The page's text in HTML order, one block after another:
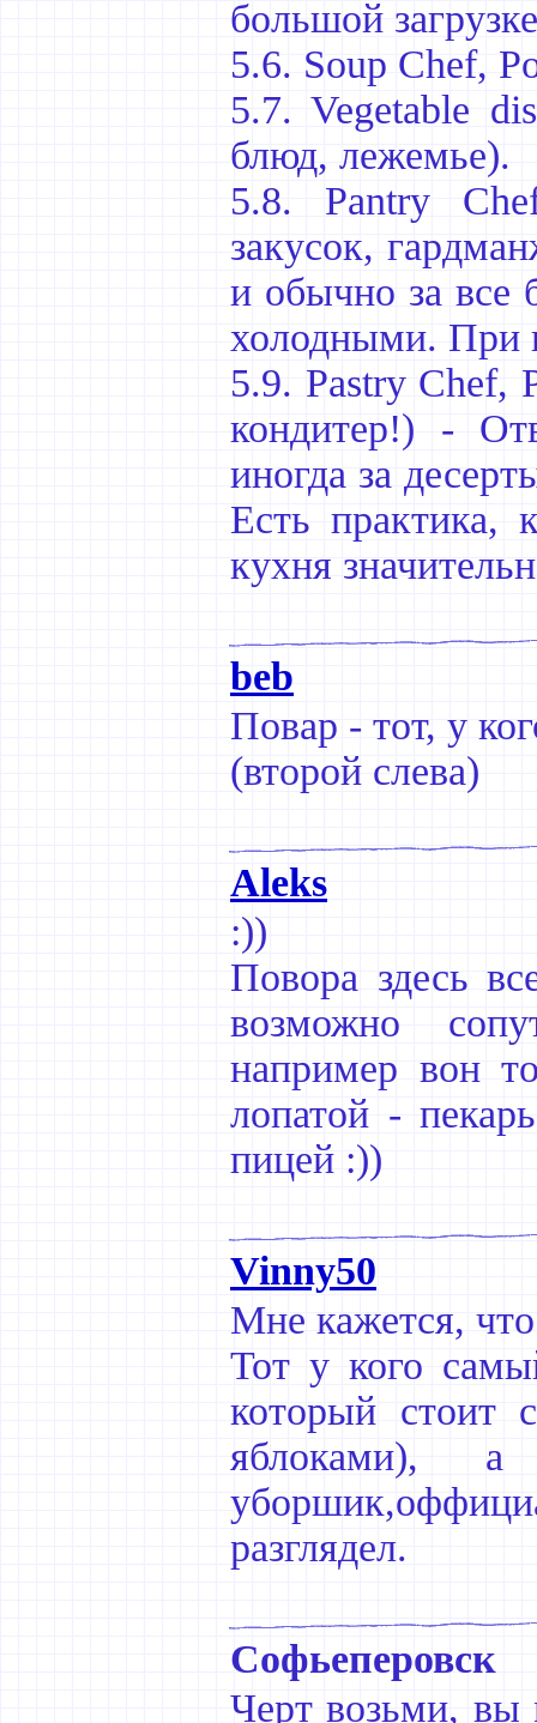
большой
5.6. Soup Chef,
5.7. Vegetable
блюд, лежемье).
5.8. Pantry
закусок,
и обычно за все
холодными. При
5.9. Pastry Chef,
кондитер!) -
иногда за
Есть практика,
кухня
beb
Повар - тот, у
(второй слева)
Aleks
:))
Повора здесь
возможно
например вон
лопатой -
пицей :))
Vinny50
Мне кажется,
Тот у кого
который стоит
яблоками), а
разглядел.
Софьеперовск
Черт возьми, вы